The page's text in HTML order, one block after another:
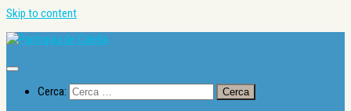
Skip to content
Cerca: